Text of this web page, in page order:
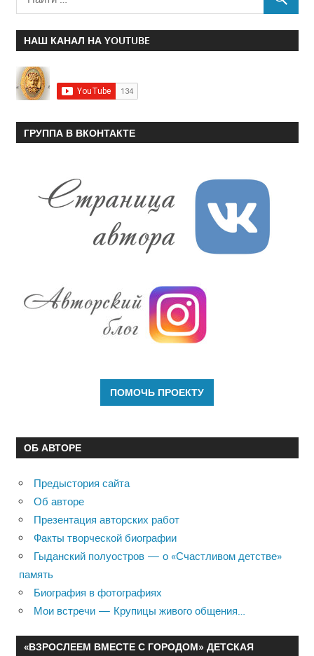
НАШ КАНАЛ НА YOUTUBE
ГРУППА В ВКОНТАКТЕ
ОБ АВТОРЕ
Предыстория сайта
Об авторе
Презентация авторских работ
Факты творческой биографии
Гыданский полуостров — о «Счастливом детстве»
память
Биография в фотографиях
Мои встречи — Крупицы живого общения…
«ВЗРОСЛЕЕМ ВМЕСТЕ С ГОРОДОМ» ДЕТСКАЯ